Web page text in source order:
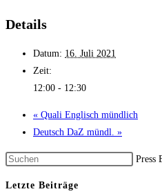
Details
Datum: 16. Juli 2021
Zeit:
12:00 - 12:30
« Quali Englisch münd­lich
Deutsch DaZ mündl. »
Press
Letzte Beiträge